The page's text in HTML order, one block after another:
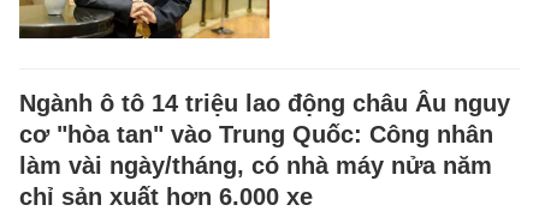
Ngành ô tô 14 triệu lao động châu Âu nguy
cơ "hòa tan" vào Trung Quốc: Công nhân
làm vài ngày/tháng, có nhà máy nửa năm
chỉ sản xuất hơn 6.000 xe